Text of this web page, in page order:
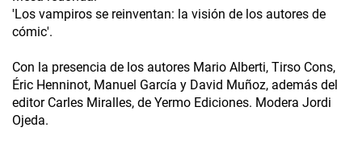
'Los vampiros se reinventan: la visión de los autores de
cómic'.
Con la presencia de los autores Mario Alberti, Tirso Cons,
Éric Henninot, Manuel García y David Muñoz, además del
editor Carles Miralles, de Yermo Ediciones. Modera Jordi
Ojeda.